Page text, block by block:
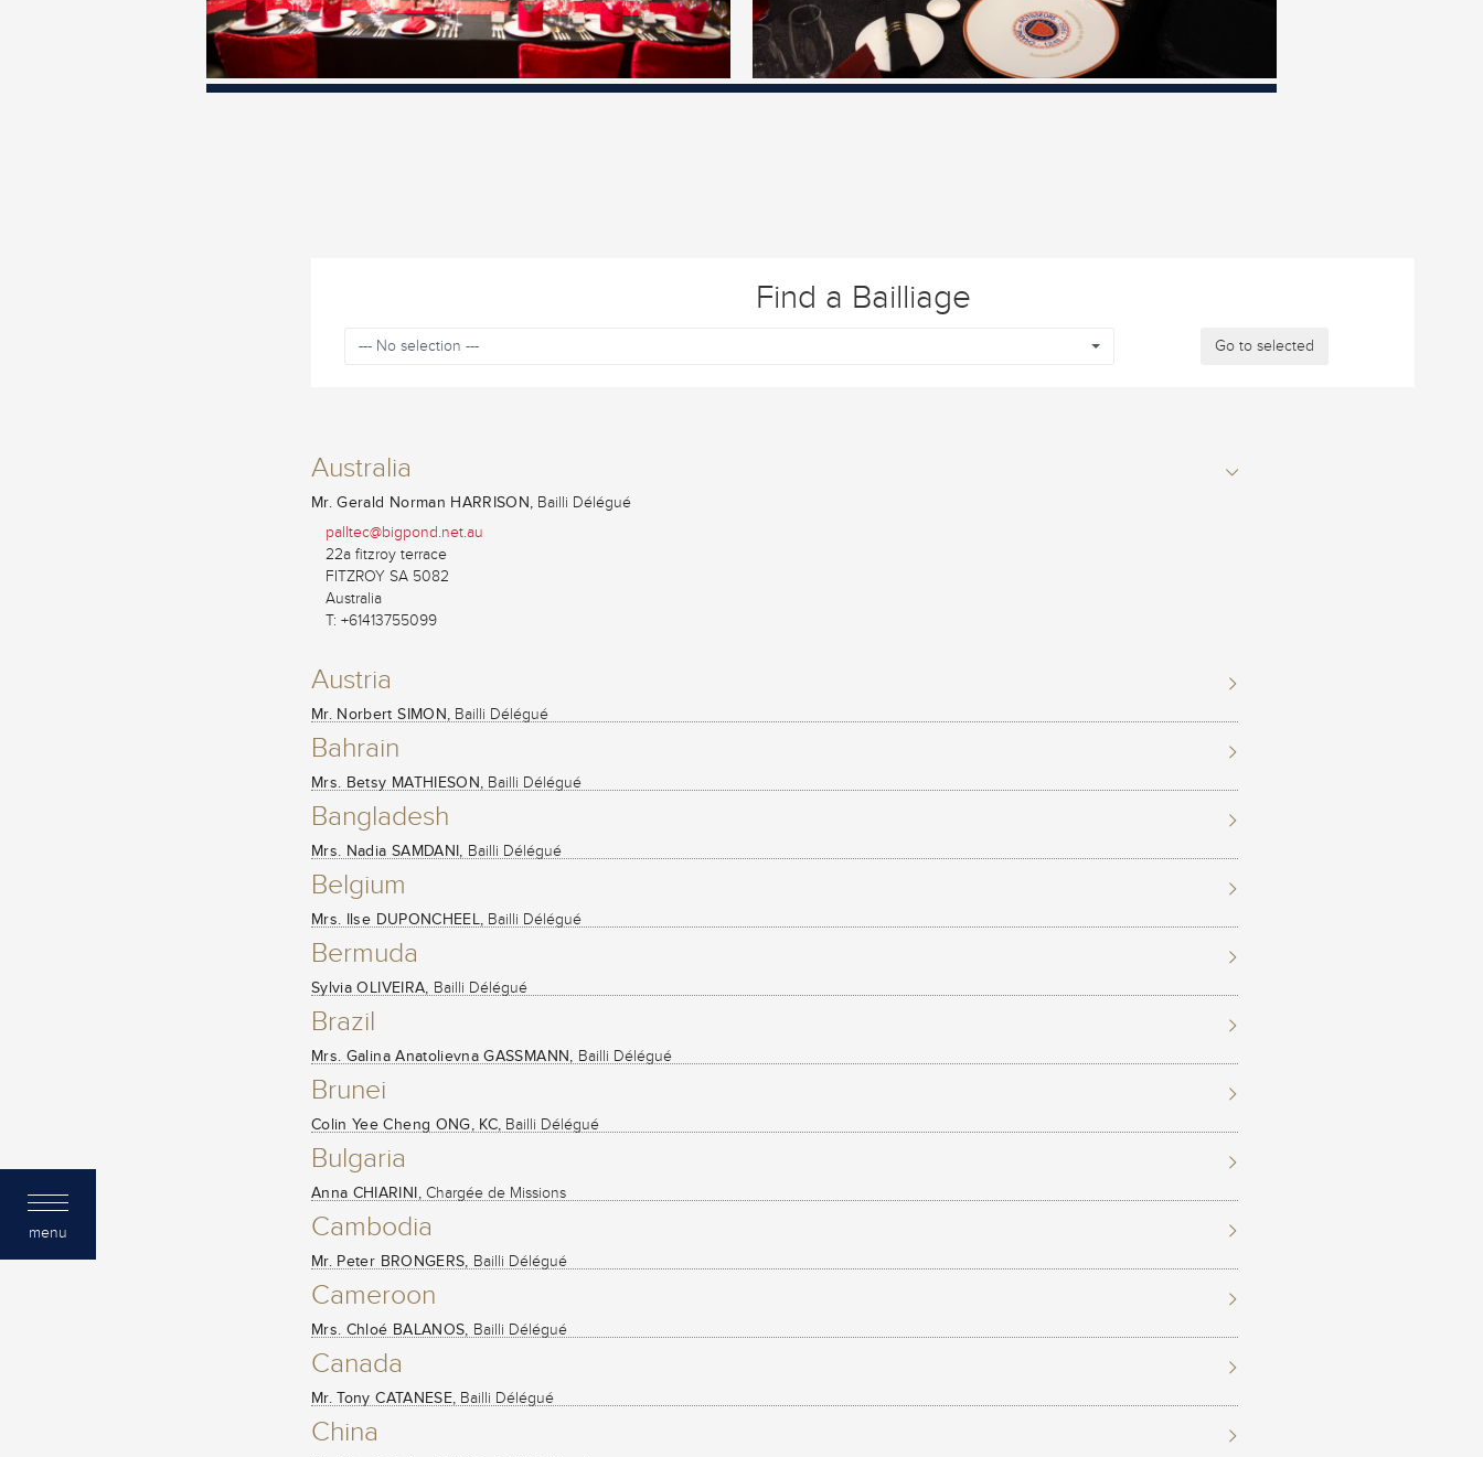
menu
Find a Bailliage
--- No selection --- Go to selected
Australia
Mr. Gerald Norman HARRISON, Bailli Délégué
palltec@bigpond.net.au
22a fitzroy terrace
FITZROY SA 5082
Australia
T: +61413755099
Austria
Mr. Norbert SIMON, Bailli Délégué
Bahrain
Mrs. Betsy MATHIESON, Bailli Délégué
Bangladesh
Mrs. Nadia SAMDANI, Bailli Délégué
Belgium
Mrs. Ilse DUPONCHEEL, Bailli Délégué
Bermuda
Sylvia OLIVEIRA, Bailli Délégué
Brazil
Mrs. Galina Anatolievna GASSMANN, Bailli Délégué
Brunei
Colin Yee Cheng ONG, KC, Bailli Délégué
Bulgaria
Anna CHIARINI,Chargée de Missions
Cambodia
Mr. Peter BRONGERS, Bailli Délégué
Cameroon
Mrs. Chloé BALANOS, Bailli Délégué
Canada
Mr. Tony CATANESE, Bailli Délégué
China